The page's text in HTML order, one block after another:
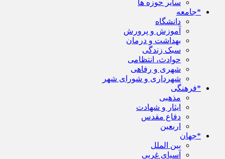
سایر حوزه ها
*جامعه
دانشگاه
آموزش و پرورش
بهداشت و درمان
سبک زندگی
حوادث، انتظامی
شهری و رفاهی
شهرداری و شورای شهر
*فرهنگی
مذهبی
ایثار و شهادت
دفاع مقدس
اربعین
*جهان
بین الملل
آسیای غربی